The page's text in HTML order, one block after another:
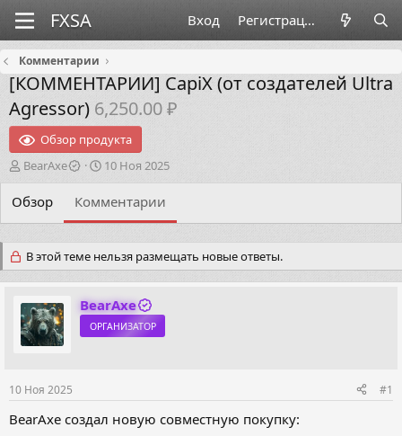
Вход Регистрация
Комментарии
[КОММЕНТАРИИ] CapiX (от создателей Ultra
Agressor) 6,250.00 ₽
Обзор продукта
А
т
е
BearAxe
Д
а
т
ч
а
10 Ноя 2025
Обзор Комментарии
В этой теме нельзя размещать новые ответы.
BearAxe
ОРГАНИЗАТОР
10 Ноя 2025 #1
BearAxe создал новую совместную покупку: